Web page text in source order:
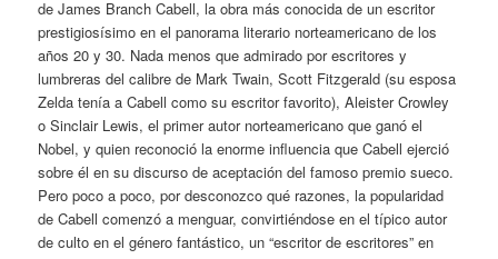
de James Branch Cabell, la obra más conocida de un escritor
prestigiosísimo en el panorama literario norteamericano de los
años 20 y 30. Nada menos que admirado por escritores y
lumbreras del calibre de Mark Twain, Scott Fitzgerald (su esposa
Zelda tenía a Cabell como su escritor favorito), Aleister Crowley
o Sinclair Lewis, el primer autor norteamericano que ganó el
Nobel, y quien reconoció la enorme influencia que Cabell ejerció
sobre él en su discurso de aceptación del famoso premio sueco.
Pero poco a poco, por desconozco qué razones, la popularidad
de Cabell comenzó a menguar, convirtiéndose en el típico autor
de culto en el género fantástico, un “escritor de escritores” en